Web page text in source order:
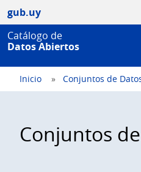
gub.uy
Catálogo de
Datos Abiertos
Inicio Conjuntos de
Conjuntos